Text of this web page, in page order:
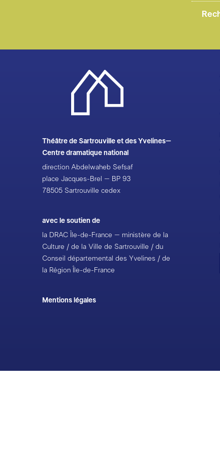
Théâtre de Sartrouville et des Yvelines–
Centre dramatique national
direction Abdelwaheb Sefsaf
place Jacques-Brel – BP 93
78505 Sartrouville cedex
avec le soutien de
la DRAC Île-de-France – ministère de la
Culture / de la Ville de Sartrouville / du
Conseil départemental des Yvelines / de
la Région Île-de-France
Mentions légales